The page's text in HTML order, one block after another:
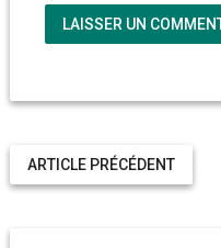
ARTICLE PRÉCÉDENT